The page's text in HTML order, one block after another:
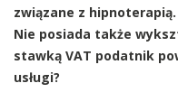
związane z
Nie posiada także
stawką VAT podatnik
usługi?